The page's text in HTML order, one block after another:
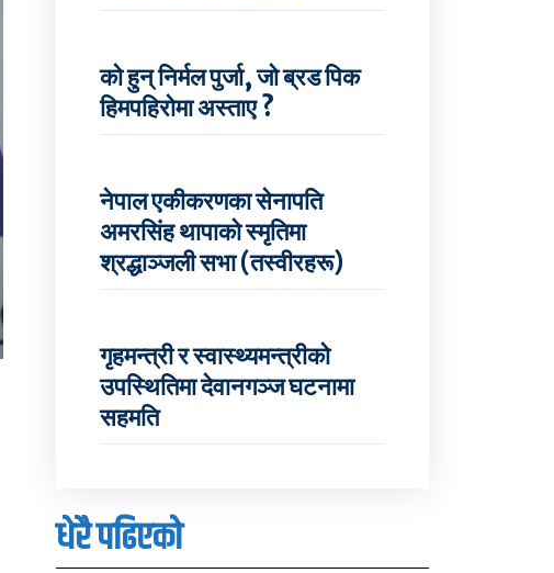
को हुन् निर्मल पुर्जा, जो ब्रड पिक
हिमपहिरोमा अस्ताए ?
नेपाल एकीकरणका सेनापति
अमरसिंह थापाको स्मृतिमा
श्रद्धाञ्जली सभा (तस्वीरहरू)
गृहमन्त्री र स्वास्थ्यमन्त्रीको
उपस्थितिमा देवानगञ्ज घटनामा
सहमति
धेरै पढिएको